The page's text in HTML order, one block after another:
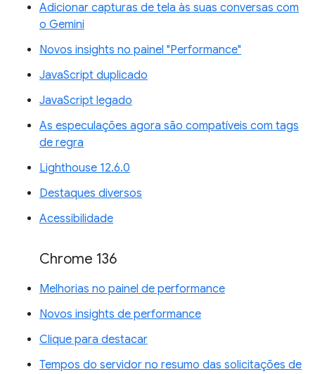
Adicionar capturas de tela às suas conversas com
o Gemini
Novos insights no painel "Performance"
JavaScript duplicado
JavaScript legado
As especulações agora são compatíveis com tags
de regra
Lighthouse 12.6.0
Destaques diversos
Acessibilidade
Chrome 136
Melhorias no painel de performance
Novos insights de performance
Clique para destacar
Tempos do servidor no resumo das solicitações de